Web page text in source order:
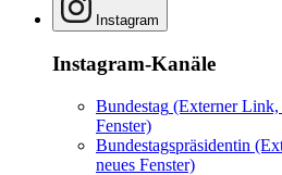
Instagram
Instagram-Kanäle
Bundestag (Externer
Fenster)
Bundestagspräsidentin
neues Fenster)